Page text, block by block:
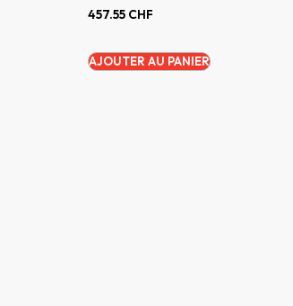
457.55 CHF
AJOUTER AU PANIER